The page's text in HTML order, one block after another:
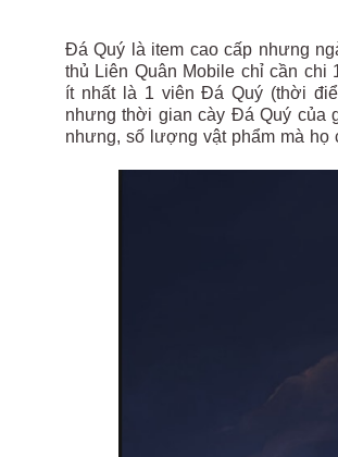
Đá Quý là item cao cấp nhưng
thủ Liên Quân Mobile chỉ cần
ít nhất là 1 viên Đá Quý (thời
nhưng thời gian cày Đá Quý của
nhưng, số lượng vật phẩm mà họ